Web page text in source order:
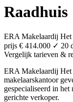
Raadhuis
ERA Makelaardij
prijs € 414.000 ✓ 20
Vergelijk tarieven &
ERA Makelaardij Het
makelaarskantoor
gespecialiseerd in het
gerichte verkoper.